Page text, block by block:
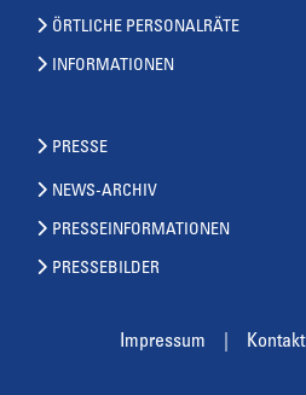
ÖRTLICHE PERSONALRÄTE
INFORMATIONEN
PRESSE
NEWS-ARCHIV
PRESSEINFORMATIONEN
PRESSEBILDER
Impressum Kontakt